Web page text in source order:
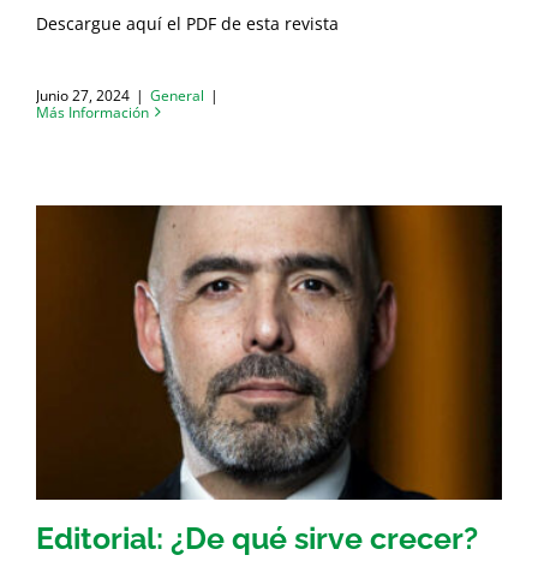
Descargue aquí el PDF de esta revista
Junio 27, 2024 | General |
Más Información
Editorial: ¿De qué sirve crecer?